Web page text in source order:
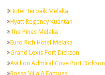
Hotel Terbaik Melaka
Hyatt Regency Kuantan
The Pines Melaka
Euro Rich Hotel Melaka
Grand Lexis Port Dickson
Avillion Admiral Cove Port Dickson
Rossa Villa A Famosa